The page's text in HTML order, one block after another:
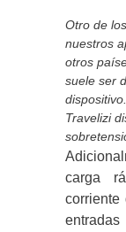
Otro de
nuestros
otros
suele ser
Travelizi
carga
corriente